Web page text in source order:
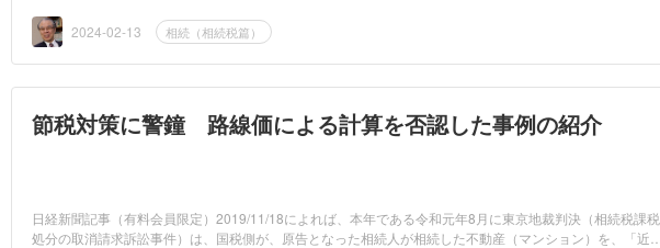
2024-02-13
相続（相続税篇）
節税対策に警鐘 路線価による計算を否認した事例の紹介
日経新聞記事（有料会員限定）2019/11/18によれば、本年である令和元年8月に東京地裁判決（相続税課税
処分の取消請求訴訟事件）は、国税側が、原告となった相続人が相続した不動産（マンション）を、「近い